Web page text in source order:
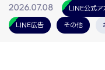
2026.07.08 LINE公式ア
LINE広告
その他